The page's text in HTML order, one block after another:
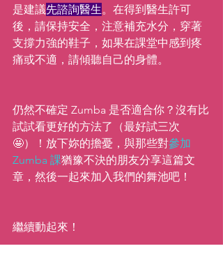
是建議先諮詢醫生。在得到醫生許可
後，請保持安全，注意補充水分，穿著
支撐力強的鞋子，如果在課堂中感到疼
痛或不適，請傾聽自己的身體。
仍然不確定 Zumba 是否適合你？沒有比
試試看更好的方法了（最好試三次
🤩）！放下妳的擔憂，與那些對參加
Zumba 課猶豫不決的朋友分享這篇文
章，然後一起來加入我們的舞池吧！
繼續動起來！